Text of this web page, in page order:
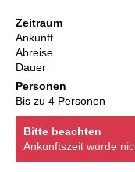
Zeitraum
Ankunft
Abreise
Dauer
Personen
Bis zu 4 Personen
Bitte beachten
Ankunftszeit wurde